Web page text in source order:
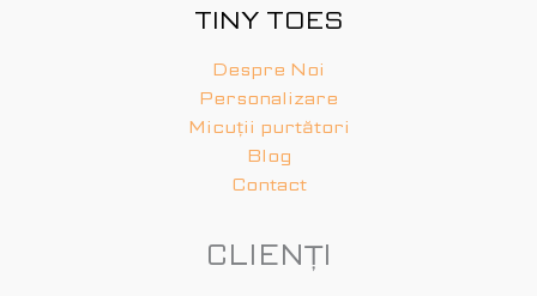
TINY TOES
Despre Noi
Personalizare
Micuții purtători
Blog
Contact
CLIENȚI